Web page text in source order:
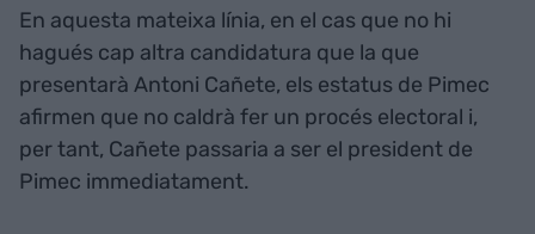
En aquesta mateixa línia, en el cas que no hi
hagués cap altra candidatura que la que
presentarà Antoni Cañete, els estatus de Pimec
afirmen que no caldrà fer un procés electoral i,
per tant, Cañete passaria a ser el president de
Pimec immediatament.